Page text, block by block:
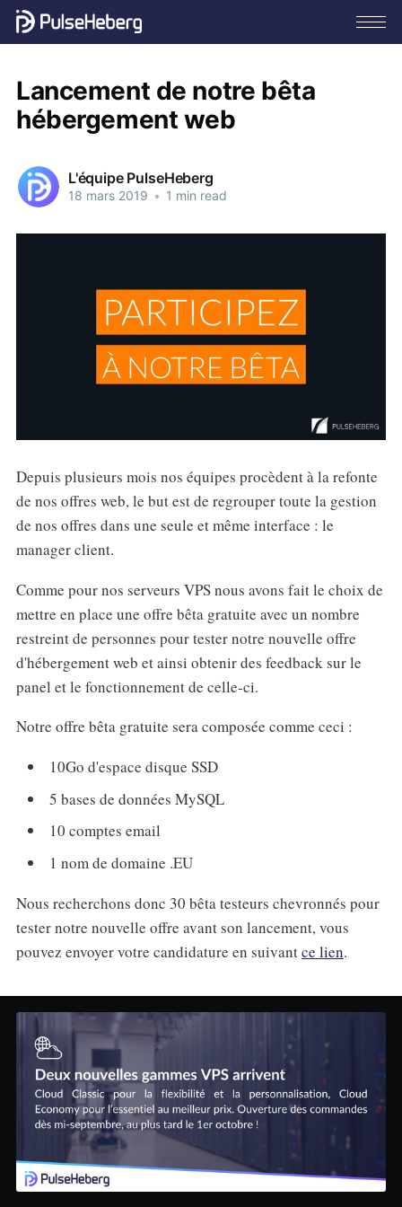
Lancement de notre bêta
hébergement web
L'équipe PulseHeberg
18 mars 2019 • 1 min read
Depuis plusieurs mois nos équipes procèdent à la refonte
de nos offres web, le but est de regrouper toute la gestion
de nos offres dans une seule et même interface : le
manager client.
Comme pour nos serveurs VPS nous avons fait le choix de
mettre en place une offre bêta gratuite avec un nombre
restreint de personnes pour tester notre nouvelle offre
d'hébergement web et ainsi obtenir des feedback sur le
panel et le fonctionnement de celle-ci.
Notre offre bêta gratuite sera composée comme ceci :
10Go d'espace disque SSD
5 bases de données MySQL
10 comptes email
1 nom de domaine .EU
Nous recherchons donc 30 bêta testeurs chevronnés pour
tester notre nouvelle offre avant son lancement, vous
pouvez envoyer votre candidature en suivantce lien.